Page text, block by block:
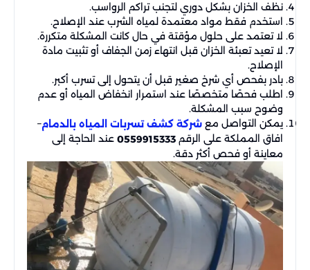
نظف الخزان بشكل دوري لتجنب تراكم الرواسب.
استخدم فقط مواد معتمدة لمياه الشرب عند الإصلاح.
لا تعتمد على حلول مؤقتة في حال كانت المشكلة متكررة.
لا تعيد تعبئة الخزان قبل انتهاء زمن الجفاف أو تثبيت مادة
الإصلاح.
بادر بفحص أي شرخ صغير قبل أن يتحول إلى تسرب أكبر.
اطلب فحصًا متخصصًا عند استمرار انخفاض المياه أو عدم
وضوح سبب المشكلة.
يمكن التواصل مع شركة كشف تسربات المياه بالدمام–
افاق المملكة على الرقم 0559915333 عند الحاجة إلى
معاينة أو فحص أكثر دقة.